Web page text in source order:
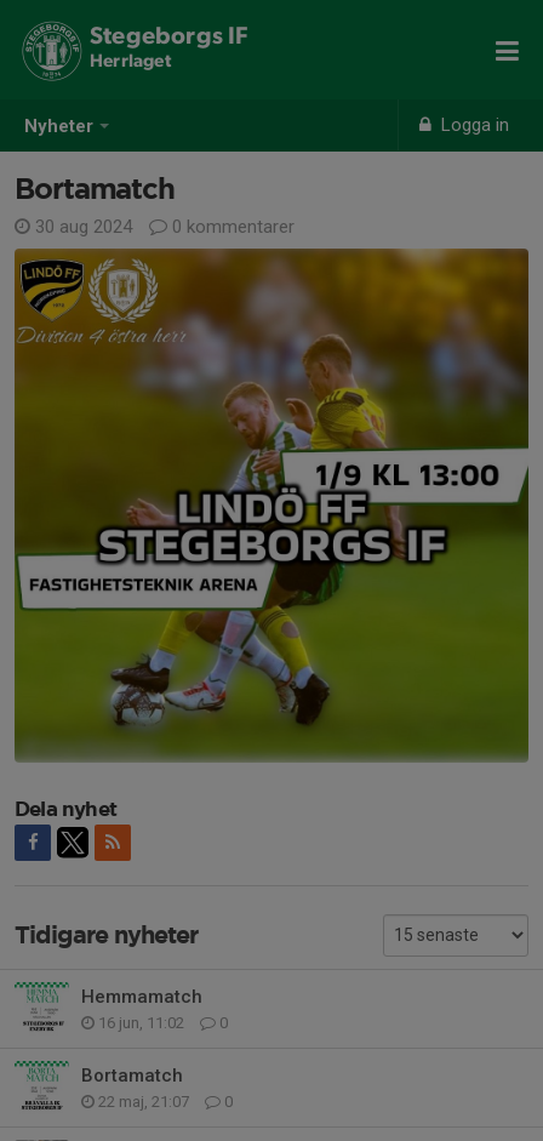
Nyheter Logga in
Stegeborgs IF
Herrlaget
Bortamatch
30 aug 2024 0 kommentarer
Dela nyhet
Tidigare nyheter
Hemmamatch
16 jun, 11:02 0
Bortamatch
22 maj, 21:07 0